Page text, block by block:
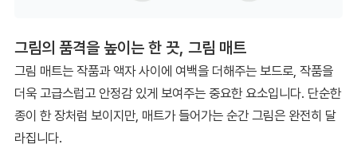
그림의 품격을 높이는 한 끗, 그림 매트
그림 매트는 작품과 액자 사이에 여백을 더해주는 보드로, 작품을
더욱 고급스럽고 안정감 있게 보여주는 중요한 요소입니다. 단순한
종이 한 장처럼 보이지만, 매트가 들어가는 순간 그림은 완전히 달
라집니다.